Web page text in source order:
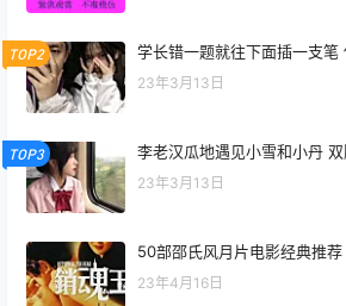
TOP2 学长错一题就往下面插一支笔
23年3月13日
TOP3 李老汉瓜地遇见小雪和小丹
23年3月13日
50部邵氏风月片电影经典推荐
23年4月16日